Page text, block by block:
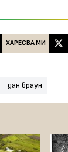
ХАРЕСВА МИ
дан браун